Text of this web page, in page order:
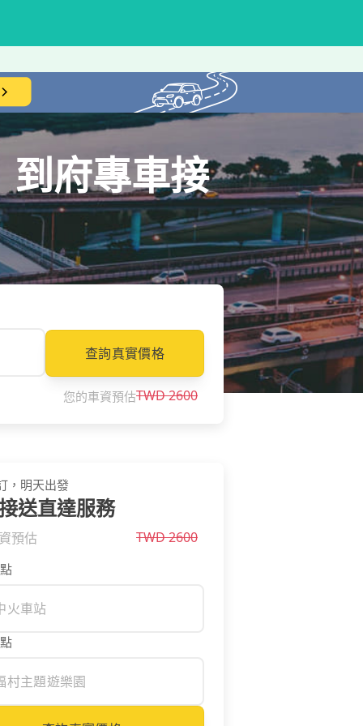
府專車接
查詢真實價格
您的車資預估TWD2600
，明天出發
送直達服務
預估 TWD2600